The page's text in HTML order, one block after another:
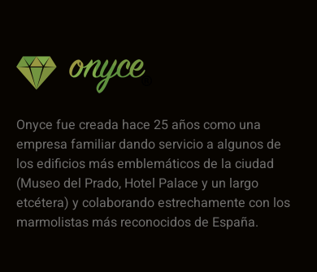
Onyce fue creada hace 25 años como una
empresa familiar dando servicio a algunos de
los edificios más emblemáticos de la ciudad
(Museo del Prado, Hotel Palace y un largo
etcétera) y colaborando estrechamente con los
marmolistas más reconocidos de España.